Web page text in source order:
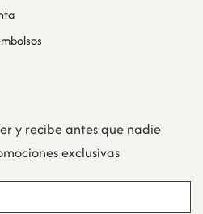
y recibe antes que nadie
exclusivas